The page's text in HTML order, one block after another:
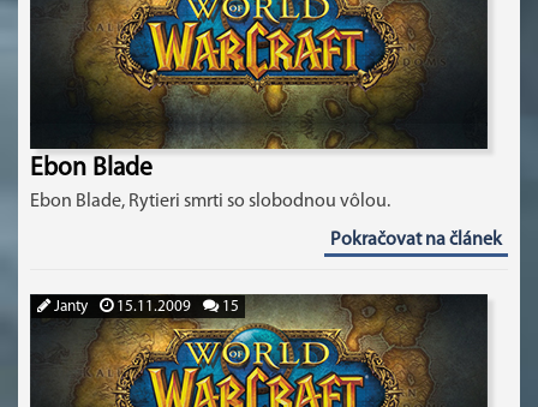
Ebon Blade
Ebon Blade, Rytieri smrti so slobodnou vôlou.
Pokračovat na článek
Janty 15.11.2009 15